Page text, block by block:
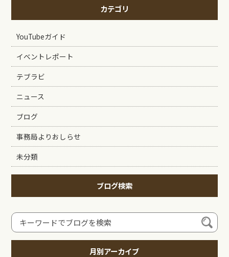
カテゴリ
YouTubeガイド
イベントレポート
テブラビ
ニュース
ブログ
事務局よりおしらせ
未分類
ブログ検索
月別アーカイブ